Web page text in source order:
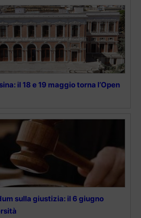
il 18 e 19 maggio torna l’Open
sulla giustizia: il 6 giugno